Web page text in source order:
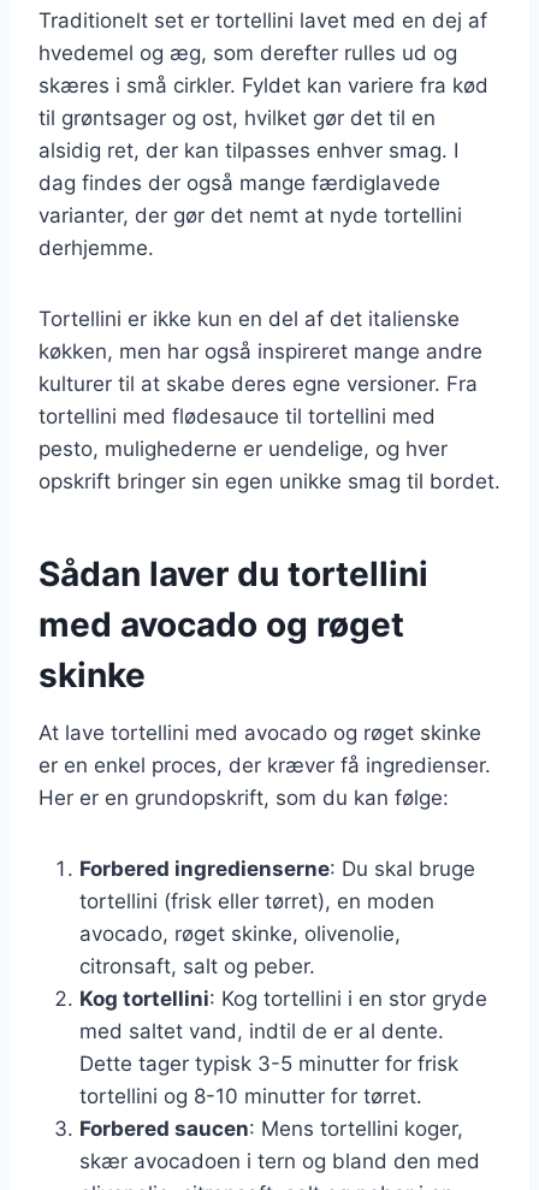
Traditionelt set er tortellini lavet med en dej af
hvedemel og æg, som derefter rulles ud og
skæres i små cirkler. Fyldet kan variere fra kød
til grøntsager og ost, hvilket gør det til en
alsidig ret, der kan tilpasses enhver smag. I
dag findes der også mange færdiglavede
varianter, der gør det nemt at nyde tortellini
derhjemme.
Tortellini er ikke kun en del af det italienske
køkken, men har også inspireret mange andre
kulturer til at skabe deres egne versioner. Fra
tortellini med flødesauce til tortellini med
pesto, mulighederne er uendelige, og hver
opskrift bringer sin egen unikke smag til bordet.
Sådan laver du tortellini
med avocado og røget
skinke
At lave tortellini med avocado og røget skinke
er en enkel proces, der kræver få ingredienser.
Her er en grundopskrift, som du kan følge:
Forbered ingredienserne: Du skal bruge
tortellini (frisk eller tørret), en moden
avocado, røget skinke, olivenolie,
citronsaft, salt og peber.
Kog tortellini: Kog tortellini i en stor gryde
med saltet vand, indtil de er al dente.
Dette tager typisk 3-5 minutter for frisk
tortellini og 8-10 minutter for tørret.
Forbered saucen: Mens tortellini koger,
skær avocadoen i tern og bland den med